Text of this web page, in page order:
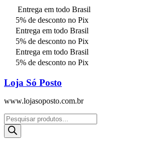
Entrega em todo Brasil
5% de desconto no Pix
Entrega em todo Brasil
5% de desconto no Pix
Entrega em todo Brasil
5% de desconto no Pix
Loja Só Posto
www.lojasoposto.com.br
Pesquisar
produtos